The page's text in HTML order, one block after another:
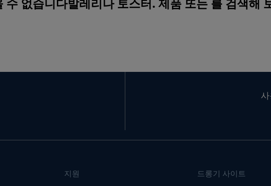
수 없습니다발레리나 토스터. 제품 또는 를 검색해
지원 드롱기 사이트